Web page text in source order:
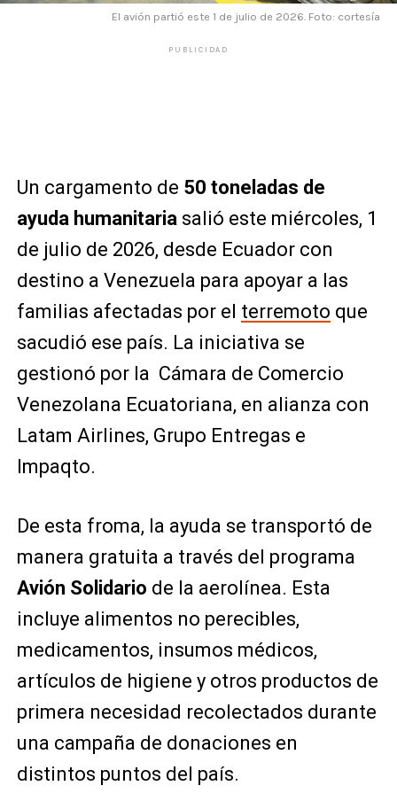
El avión partió este 1 de julio de 2026. Foto: cortesía
PUBLICIDAD
Un cargamento de 50 toneladas de
ayuda humanitaria salió este miércoles, 1
de julio de 2026, desde Ecuador con
destino a Venezuela para apoyar a las
familias afectadas por el terremoto que
sacudió ese país. La iniciativa se
gestionó por la Cámara de Comercio
Venezolana Ecuatoriana, en alianza con
Latam Airlines, Grupo Entregas e
Impaqto.
De esta froma, la ayuda se transportó de
manera gratuita a través del programa
Avión Solidario de la aerolínea. Esta
incluye alimentos no perecibles,
medicamentos, insumos médicos,
artículos de higiene y otros productos de
primera necesidad recolectados durante
una campaña de donaciones en
distintos puntos del país.